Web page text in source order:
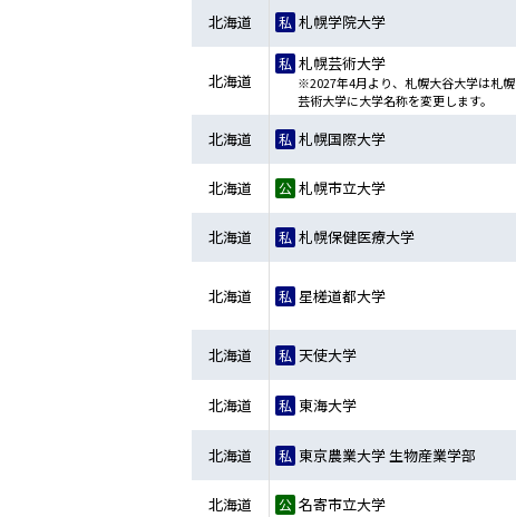
北海道 札幌学院大学
北海道
札幌芸術大学
※2027年4月より、札幌大谷大学は札幌
芸術大学に大学名称を変更します。
北海道 札幌国際大学
北海道 札幌市立大学
北海道 札幌保健医療大学
北海道 星槎道都大学
北海道 天使大学
北海道 東海大学
北海道 東京農業大学 生物産業学部
北海道 名寄市立大学